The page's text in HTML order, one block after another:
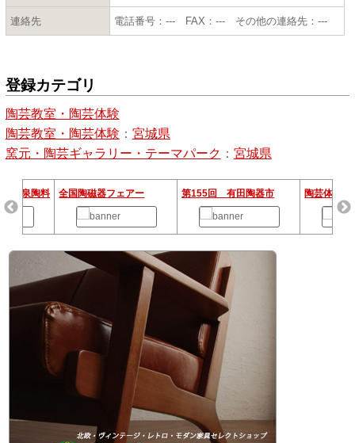
連絡先 電話番号：--- FAX：--- その他の連絡先：---
登録カテゴリ
陶芸教室・陶芸体験
陶芸教室・陶芸体験 ： 宮城県
窯元・陶芸ギャラリー・テーマパーク ： 宮城県
店 泉陶料 全国陶磁器フェアー 第155回 有田陶器市 陶芸体験